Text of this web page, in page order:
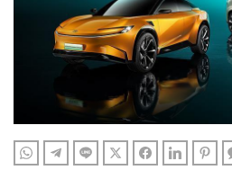
WHATSAPPTELEGRAM
LINE TWITTERFACEBOOKLINKEDIN